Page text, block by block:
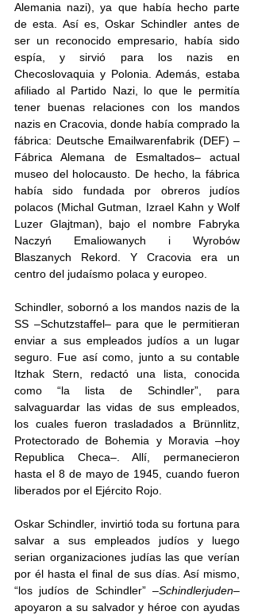
Alemania nazi), ya que había hecho parte
de esta. Así es, Oskar Schindler antes de
ser un reconocido empresario, había sido
espía, y sirvió para los nazis en
Checoslovaquia y Polonia. Además, estaba
afiliado al Partido Nazi, lo que le permitía
tener buenas relaciones con los mandos
nazis en Cracovia, donde había comprado la
fábrica: Deutsche Emailwarenfabrik (DEF) –
Fábrica Alemana de Esmaltados– actual
museo del holocausto. De hecho, la fábrica
había sido fundada por obreros judíos
polacos (Michal Gutman, Izrael Kahn y Wolf
Luzer Glajtman), bajo el nombre Fabryka
Naczyń Emaliowanych i Wyrobów
Blaszanych Rekord. Y Cracovia era un
centro del judaísmo polaca y europeo.
Schindler, sobornó a los mandos nazis de la
SS –Schutzstaffel– para que le permitieran
enviar a sus empleados judíos a un lugar
seguro. Fue así como, junto a su contable
Itzhak Stern, redactó una lista, conocida
como “la lista de Schindler”, para
salvaguardar las vidas de sus empleados,
los cuales fueron trasladados a Brünnlitz,
Protectorado de Bohemia y Moravia –hoy
Republica Checa–. Allí, permanecieron
hasta el 8 de mayo de 1945, cuando fueron
liberados por el Ejército Rojo.
Oskar Schindler, invirtió toda su fortuna para
salvar a sus empleados judíos y luego
serian organizaciones judías las que verían
por él hasta el final de sus días. Así mismo,
“los judíos de Schindler” –Schindlerjuden–
apoyaron a su salvador y héroe con ayudas